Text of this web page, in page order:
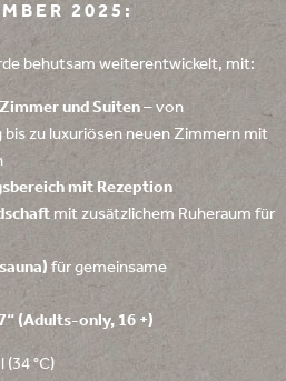
2025:
behutsam weiterentwickelt, mit:
und Suiten – von
bis zu luxuriösen neuen Zimmern mit
mit Rezeption
mit zusätzlichem Ruheraum für
für gemeinsame
(Adults-only, 16 +)
°C)